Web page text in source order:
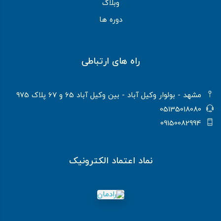
وبلاگ
دوره ها
راه های ارتباطی
مشهد - بولوار وکیل آباد - بین وکیل آباد 65 و 67 پلاک 975
05135018080
09150082994
نماد اعتماد الکترونیک